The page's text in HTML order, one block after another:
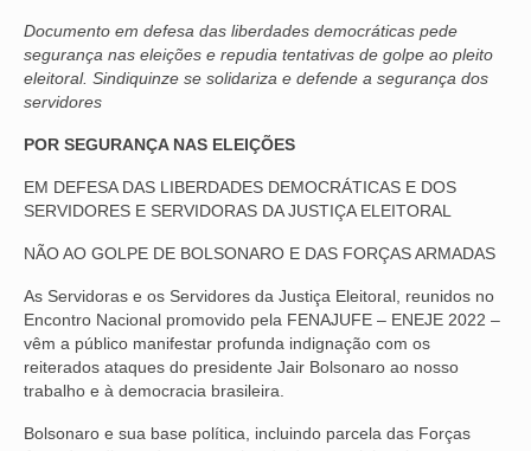
QUEM SOMOS
NOSSA HISTÓRIA
ARAÇATUBA
RIBEIRÃO PRETO
SÃO JOSÉ DOS CAMPOS
Documento em defesa das liberdades democráticas pede
segurança nas eleições e repudia tentativas de golpe ao pleito
eleitoral. Sindiquinze se solidariza e defende a segurança dos
servidores
POR SEGURANÇA NAS ELEIÇÕES
EM DEFESA DAS LIBERDADES DEMOCRÁTICAS E DOS
SERVIDORES E SERVIDORAS DA JUSTIÇA ELEITORAL
NÃO AO GOLPE DE BOLSONARO E DAS FORÇAS ARMADAS
As Servidoras e os Servidores da Justiça Eleitoral, reunidos no
Encontro Nacional promovido pela FENAJUFE – ENEJE 2022 –
vêm a público manifestar profunda indignação com os
reiterados ataques do presidente Jair Bolsonaro ao nosso
trabalho e à democracia brasileira.
Bolsonaro e sua base política, incluindo parcela das Forças